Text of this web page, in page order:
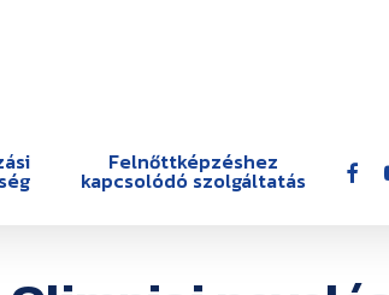
Felnőttképzéshez
kapcsolódó szolgáltatás